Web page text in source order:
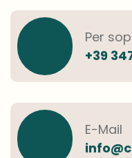
Per
+39
E-Mail